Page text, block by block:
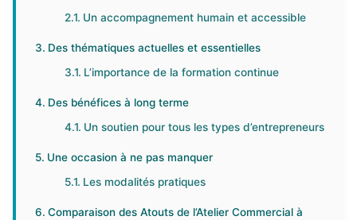
Un accompagnement humain et accessible
Des thématiques actuelles et essentielles
L’importance de la formation continue
Des bénéfices à long terme
Un soutien pour tous les types d’entrepreneurs
Une occasion à ne pas manquer
Les modalités pratiques
Comparaison des Atouts de l’Atelier Commercial à